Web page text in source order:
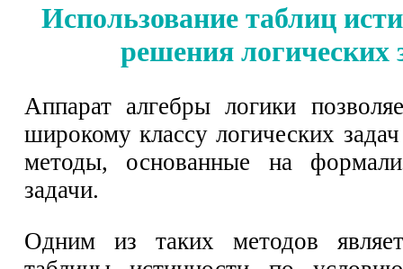
Использование таблиц
решения логических
Аппарат алгебры логики
широкому классу логических
методы, основанные на
задачи.
Одним из таких методов